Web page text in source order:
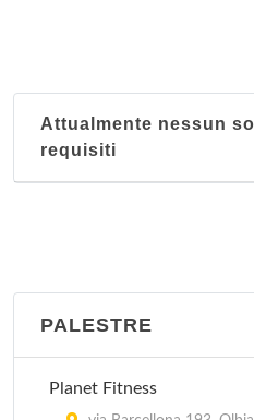
Attualmente nessun
requisiti
PALESTRE
Planet Fitness